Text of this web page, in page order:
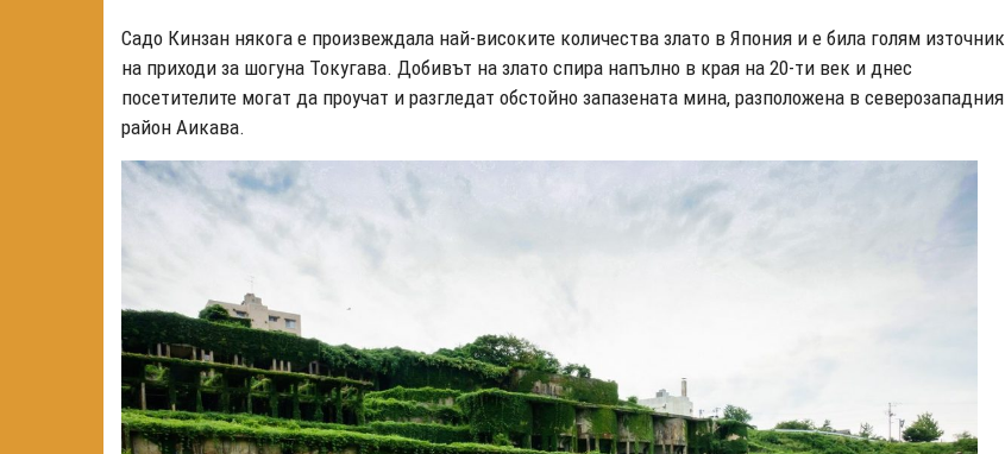
Садо Кинзан някога е произвеждала най-високите количества злато в Япония и е била голям източник
на приходи за шогуна Токугава. Добивът на злато спира напълно в края на 20-ти век и днес
посетителите могат да проучат и разгледат обстойно запазената мина, разположена в северозападния
район Аикава.